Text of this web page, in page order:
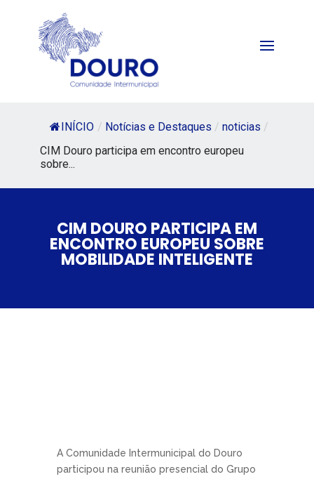
INÍCIO / Notícias e Destaques / noticias /
CIM Douro participa em encontro europeu
sobre...
CIM DOURO PARTICIPA EM
ENCONTRO EUROPEU SOBRE
MOBILIDADE INTELIGENTE
A Comunidade Intermunicipal do Douro
participou na reunião presencial do Grupo